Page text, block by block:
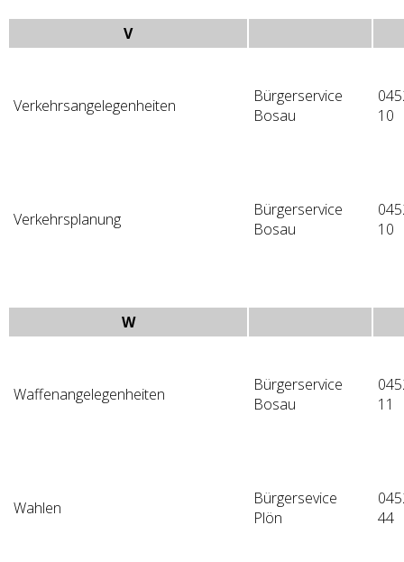
V
Verkehrsangelegenheiten
Bürgerservice
Bosau
10
Verkehrsplanung
Bürgerservice
Bosau
10
W
Waffenangelegenheiten
Bürgerservice
Bosau
11
Wahlen
Bürgersevice
Plön
44